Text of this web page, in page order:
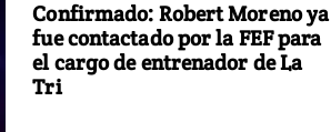
Confirmado: Robert Moreno ya
fue contactado por la FEF para
el cargo de entrenador de La
Tri